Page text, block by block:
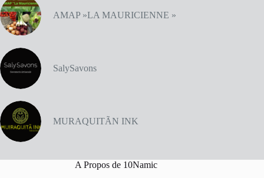
AMAP »LA MAURICIENNE »
SalySavons
MURAQUITÃN INK
A Propos de 10Namic